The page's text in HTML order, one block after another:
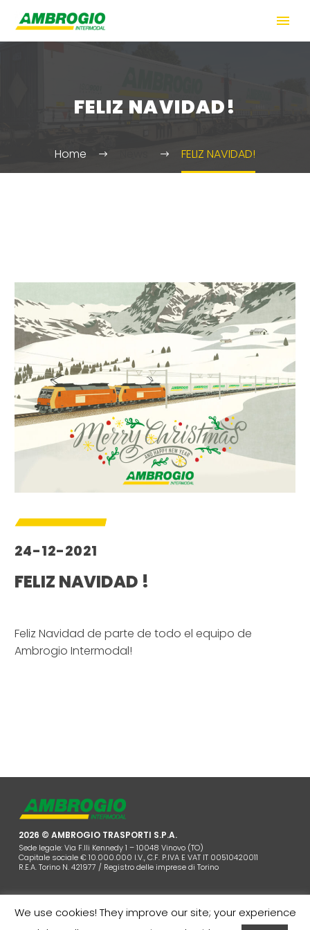
FELIZ NAVIDAD!
Home FELIZ NAVIDAD!
24-12-2021
FELIZ NAVIDAD !
Feliz Navidad de parte de todo el equipo de
Ambrogio Intermodal!
2026 © AMBROGIO TRASPORTI S.P.A.
Sede legale: Via F.lli Kennedy 1 – 10048 Vinovo (TO)
Capitale sociale € 10.000.000 I.V., C.F. P.IVA E VAT IT 00510420011
R.E.A. Torino N. 421977 / Registro delle imprese di Torino
We use cookies! They improve our site; your experience